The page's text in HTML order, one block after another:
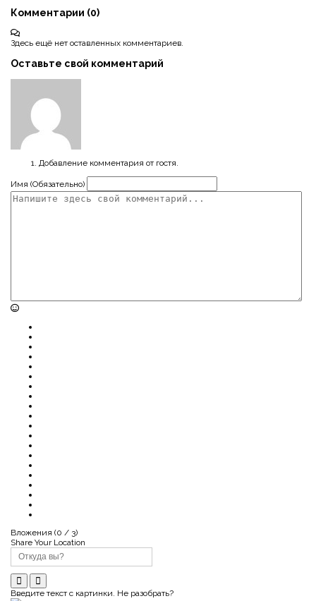
Комментарии (0)
Здесь ещё нет оставленных комментариев.
Оставьте свой комментарий
Добавление комментария от гостя.
Имя (Обязательно)
Вложения (0 / 3)
Share Your Location
Введите текст с картинки. Не разобрать?